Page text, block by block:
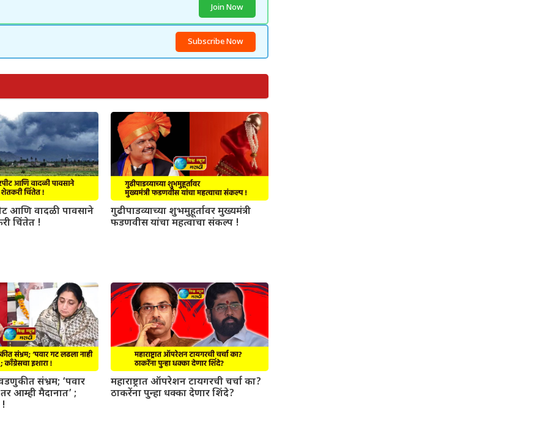
Join Now
Subscribe Now
आणि वादळी पावसाने
चिंतेत !
गुढीपाडव्याच्या शुभमुहूर्तावर मुख्यमंत्री
फडणवीस यांचा महत्वाचा संकल्प !
संभ्रम; ‘पवार
आम्ही मैदानात’ ;
!
महाराष्ट्रात ऑपरेशन टायगरची चर्चा का?
ठाकरेंना पुन्हा धक्का देणार शिंदे?